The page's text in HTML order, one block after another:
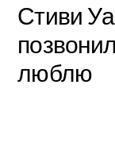
Стиви
люблю